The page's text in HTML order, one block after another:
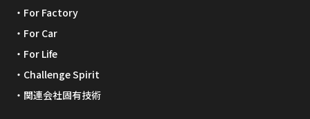
For Factory
For Car
For Life
Challenge Spirit
関連会社固有技術